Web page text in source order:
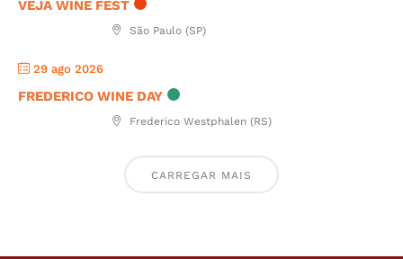
VEJA WINE FEST
São Paulo (SP)
29 ago 2026
FREDERICO WINE DAY
Frederico Westphalen (RS)
CARREGAR MAIS